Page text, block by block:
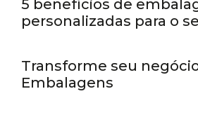
5 benefícios de
personalizadas para o
Caixas personalizadas
Transforme seu
Embalagens
Caixas personalizadas